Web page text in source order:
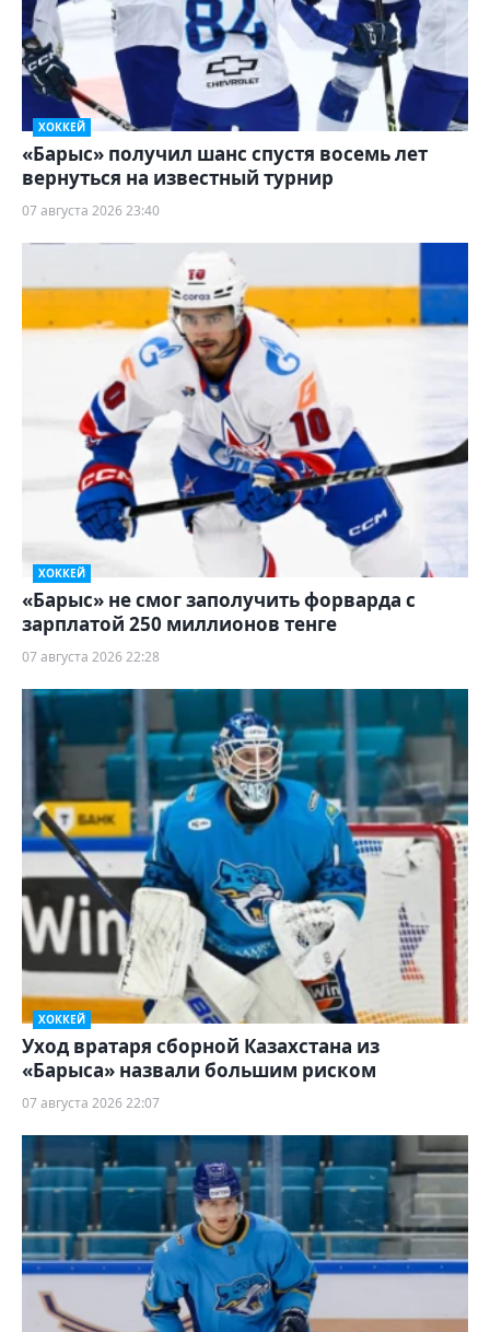
ХОККЕЙ
«Барыс» получил шанс спустя восемь лет
вернуться на известный турнир
07 августа 2026 23:40
ХОККЕЙ
«Барыс» не смог заполучить форварда с
зарплатой 250 миллионов тенге
07 августа 2026 22:28
ХОККЕЙ
Уход вратаря сборной Казахстана из
«Барыса» назвали большим риском
07 августа 2026 22:07